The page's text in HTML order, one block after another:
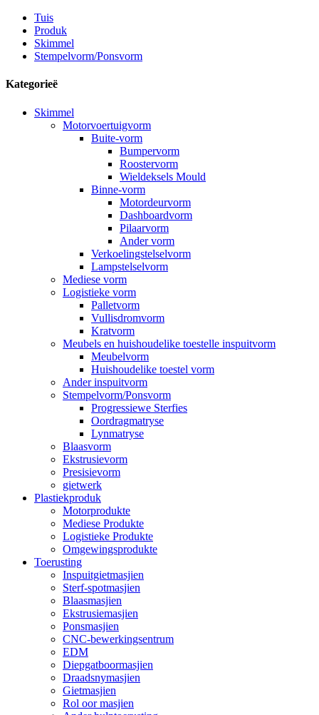
Tuis
Produk
Skimmel
Stempelvorm/Ponsvorm
Kategorieë
Skimmel
Motorvoertuigvorm
Buite-vorm
Bumpervorm
Roostervorm
Wieldeksels Mould
Binne-vorm
Motordeurvorm
Dashboardvorm
Pilaarvorm
Ander vorm
Verkoelingstelselvorm
Lampstelselvorm
Mediese vorm
Logistieke vorm
Palletvorm
Vullisdromvorm
Kratvorm
Meubels en huishoudelike toestelle inspuitvorm
Meubelvorm
Huishoudelike toestel vorm
Ander inspuitvorm
Stempelvorm/Ponsvorm
Progressiewe Sterfies
Oordragmatryse
Lynmatryse
Blaasvorm
Ekstrusievorm
Presisievorm
gietwerk
Plastiekproduk
Motorprodukte
Mediese Produkte
Logistieke Produkte
Omgewingsprodukte
Toerusting
Inspuitgietmasjien
Sterf-spotmasjien
Blaasmasjien
Ekstrusiemasjien
Ponsmasjien
CNC-bewerkingsentrum
EDM
Diepgatboormasjien
Draadsnymasjien
Gietmasjien
Rol oor masjien